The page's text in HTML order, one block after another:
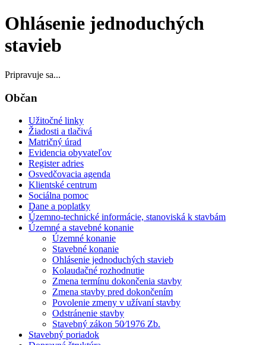
Ohlásenie jednoduchých
stavieb
Pripravuje sa...
Občan
Užitočné linky
Žiadosti a tlačivá
Matričný úrad
Evidencia obyvateľov
Register adries
Osvedčovacia agenda
Klientské centrum
Sociálna pomoc
Dane a poplatky
Územno-technické informácie, stanoviská k stavbám
Územné a stavebné konanie
Územné konanie
Stavebné konanie
Ohlásenie jednoduchých stavieb
Kolaudačné rozhodnutie
Zmena termínu dokončenia stavby
Zmena stavby pred dokončením
Povolenie zmeny v užívaní stavby
Odstránenie stavby
Stavebný zákon 50⁄1976 Zb.
Stavebný poriadok